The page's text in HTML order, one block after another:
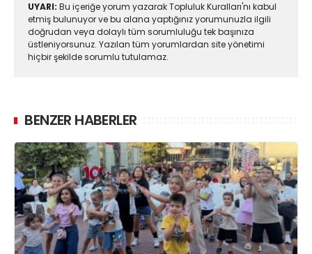
UYARI: Bu içeriğe yorum yazarak Topluluk Kuralları'nı kabul
etmiş bulunuyor ve bu alana yaptığınız yorumunuzla ilgili
doğrudan veya dolaylı tüm sorumluluğu tek başınıza
üstleniyorsunuz. Yazılan tüm yorumlardan site yönetimi
hiçbir şekilde sorumlu tutulamaz.
BENZER HABERLER